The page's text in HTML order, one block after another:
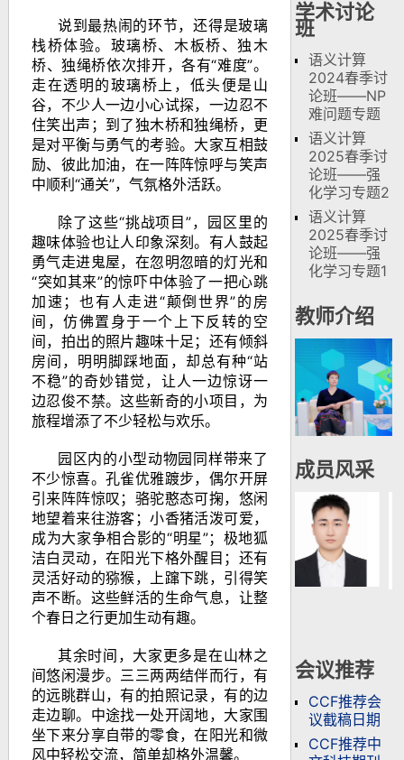
说到最热闹的环节，还得是玻璃
栈桥体验。玻璃桥、木板桥、独木
桥、独绳桥依次排开，各有“难度”。
走在透明的玻璃桥上，低头便是山
谷，不少人一边小心试探，一边忍不
住笑出声；到了独木桥和独绳桥，更
是对平衡与勇气的考验。大家互相鼓
励、彼此加油，在一阵阵惊呼与笑声
中顺利 “通关”，气氛格外活跃。
除了这些“挑战项目”，园区里的
趣味体验也让人印象深刻。有人鼓起
勇气走进鬼屋，在忽明忽暗的灯光和
“突如其来”的惊吓中体验了一把心跳
加速；也有人走进“颠倒世界”的房
间，仿佛置身于一个上下反转的空
间，拍出的照片趣味十足；还有倾斜
房间，明明脚踩地面，却总有种“站
不稳”的奇妙错觉，让人一边惊讶一
边忍俊不禁。这些新奇的小项目，为
旅程增添了不少轻松与欢乐。
园区内的小型动物园同样带来了
不少惊喜。孔雀优雅踱步，偶尔开屏
引来阵阵惊叹；骆驼憨态可掬，悠闲
地望着来往游客；小香猪活泼可爱，
成为大家争相合影的“明星”；极地狐
洁白灵动，在阳光下格外醒目；还有
灵活好动的猕猴，上蹿下跳，引得笑
声不断。这些鲜活的生命气息，让整
个春日之行更加生动有趣。
其余时间，大家更多是在山林之
间悠闲漫步。三三两两结伴而行，有
的远眺群山，有的拍照记录，有的边
走边聊。中途找一处开阔地，大家围
坐下来分享自带的零食，在阳光和微
风中轻松交流，简单却格外温馨。
学术讨论
班
语义计算
2024春季讨
论班——NP
难问题专题
语义计算
2025春季讨
论班——强
化学习专题2
语义计算
2025春季讨
论班——强
化学习专题1
教师介绍
成员风采
会议推荐
CCF推荐会
议截稿日期
CCF推荐中